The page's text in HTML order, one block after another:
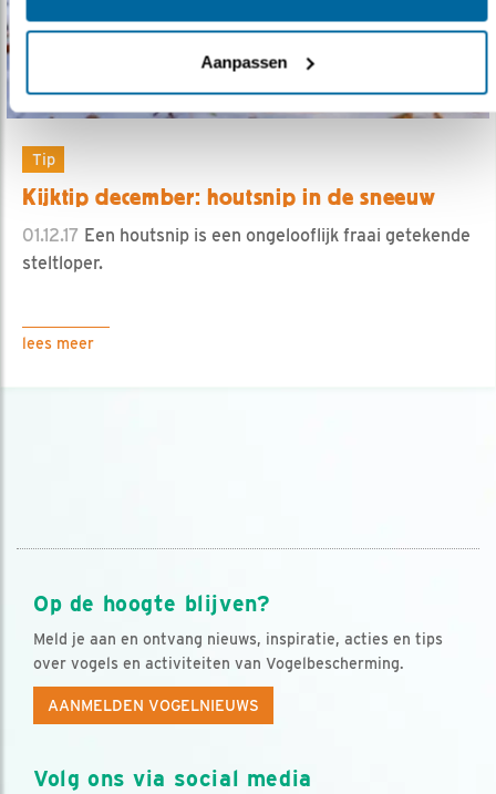
Aanpassen
Tip
Kijktip december: houtsnip in de sneeuw
01.12.17 Een houtsnip is een ongelooflijk fraai getekende
steltloper.
lees meer
Op de hoogte blijven?
Meld je aan en ontvang nieuws, inspiratie, acties en tips
over vogels en activiteiten van Vogelbescherming.
AANMELDEN VOGELNIEUWS
Volg ons via social media